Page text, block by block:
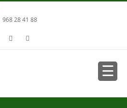
968 28 41 88